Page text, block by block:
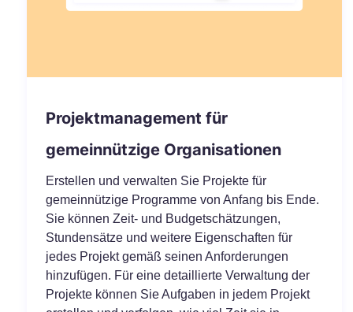
Projektmanagement für
gemeinnützige Organisationen
Erstellen und verwalten Sie Projekte für
gemeinnützige Programme von Anfang bis Ende.
Sie können Zeit- und Budgetschätzungen,
Stundensätze und weitere Eigenschaften für
jedes Projekt gemäß seinen Anforderungen
hinzufügen. Für eine detaillierte Verwaltung der
Projekte können Sie Aufgaben in jedem Projekt